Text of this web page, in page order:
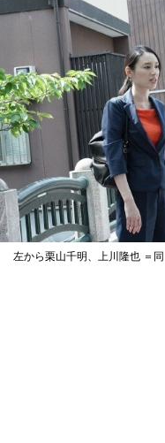
左から栗山千明、上川隆也 ＝同